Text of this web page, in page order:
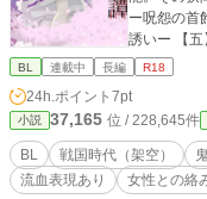
ー呪怨の首
誘いー 【
【七】ー燕
います。
です。おま
意】 異聞白
ッピーエン
す。 女性
BL 連載中 長編 R18
24h.ポイント 7pt
小説 37,165 位 / 228,645件
BL 戦国時代（架空）
流血表現あり
女性との絡